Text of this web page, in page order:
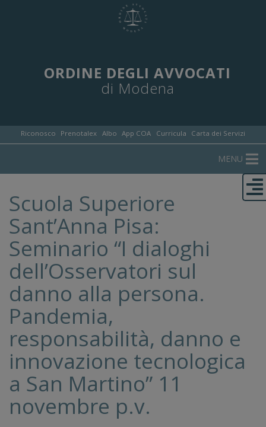
ORDINE DEGLI AVVOCATI
di Modena
Riconosco Prenotalex Albo App COA Curricula Carta dei Servizi
MENU
Scuola Superiore
Sant’Anna Pisa:
Seminario “I dialoghi
dell’Osservatori sul
danno alla persona.
Pandemia,
responsabilità, danno e
innovazione tecnologica
a San Martino” 11
novembre p.v.